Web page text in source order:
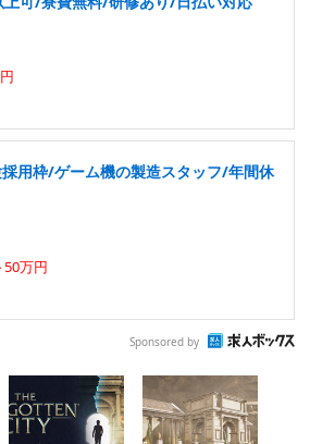
用枠/ゲーム機の製造スタッフ/年間休
50万円
Sponsored by